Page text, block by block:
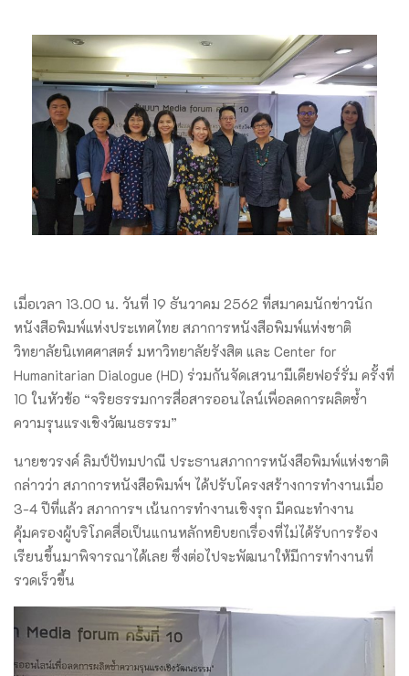
เมื่อเวลา 13.00 น. วันที่ 19 ธันวาคม 2562 ที่สมาคมนักข่าวนัก
หนังสือพิมพ์แห่งประเทศไทย สภาการหนังสือพิมพ์แห่งชาติ
วิทยาลัยนิเทศศาสตร์ มหาวิทยาลัยรังสิต และ Center for
Humanitarian Dialogue (HD) ร่วมกันจัดเสวนามีเดียฟอร์รั่ม ครั้งที่
10 ในหัวข้อ “จริยธรรมการสื่อสารออนไลน์เพื่อลดการผลิตซ้ำ
ความรุนแรงเชิงวัฒนธรรม”
นายชวรงค์ ลิมป์ปัทมปาณี ประธานสภาการหนังสือพิมพ์แห่งชาติ
กล่าวว่า สภาการหนังสือพิมพ์ฯ ได้ปรับโครงสร้างการทำงานเมื่อ
3-4 ปีที่แล้ว สภาการฯ เน้นการทำงานเชิงรุก มีคณะทำงาน
คุ้มครองผู้บริโภคสื่อเป็นแกนหลักหยิบยกเรื่องที่ไม่ได้รับการร้อง
เรียนขึ้นมาพิจารณาได้เลย ซึ่งต่อไปจะพัฒนาให้มีการทำงานที่
รวดเร็วขึ้น